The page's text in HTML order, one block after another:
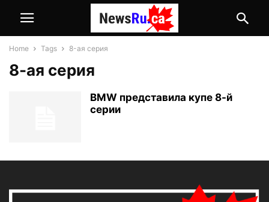
Home Tags 8-ая серия
8-ая серия
BMW представила купе 8-й
серии